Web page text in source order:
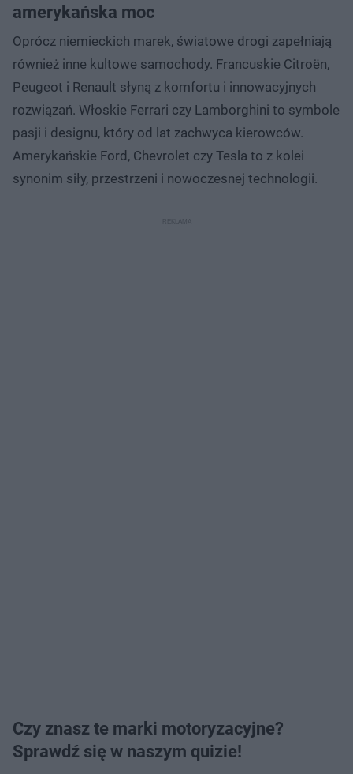
amerykańska moc
Oprócz niemieckich marek, światowe drogi zapełniają
również inne kultowe samochody. Francuskie Citroën,
Peugeot i Renault słyną z komfortu i innowacyjnych
rozwiązań. Włoskie Ferrari czy Lamborghini to symbole
pasji i designu, który od lat zachwyca kierowców.
Amerykańskie Ford, Chevrolet czy Tesla to z kolei
synonim siły, przestrzeni i nowoczesnej technologii.
Czy znasz te marki motoryzacyjne?
Sprawdź się w naszym quizie!